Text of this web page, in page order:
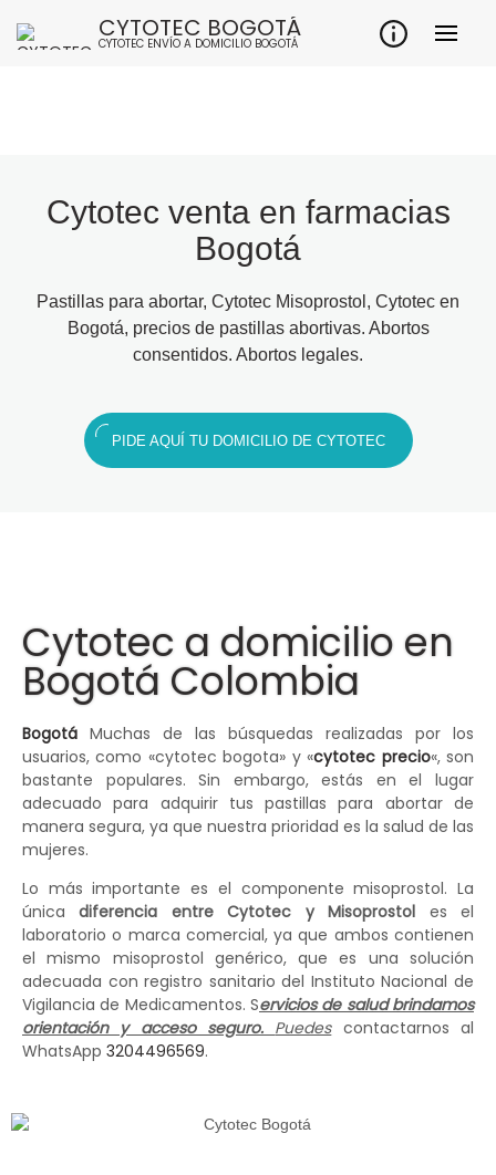
CYTOTEC BOGOTÁ
CYTOTEC ENVÍO A DOMICILIO BOGOTÁ
Cytotec venta en farmacias
Bogotá
Pastillas para abortar, Cytotec Misoprostol, Cytotec en
Bogotá, precios de pastillas abortivas. Abortos
consentidos. Abortos legales.
PIDE AQUÍ TU DOMICILIO DE CYTOTEC
Cytotec a domicilio en
Bogotá Colombia
Bogotá Muchas de las búsquedas realizadas por los
usuarios, como «cytotec bogota» y «cytotec precio«, son
bastante populares. Sin embargo, estás en el lugar
adecuado para adquirir tus pastillas para abortar de
manera segura, ya que nuestra prioridad es la salud de las
mujeres.
Lo más importante es el componente misoprostol. La
únicadiferencia entre Cytotec y Misoprostol es el
laboratorio o marca comercial, ya que ambos contienen
el mismo misoprostol genérico, que es una solución
adecuada con registro sanitario del Instituto Nacional de
Vigilancia de Medicamentos. Servicios de salud brindamos
orientación y acceso seguro. Puedescontactarnos al
WhatsApp 3204496569.